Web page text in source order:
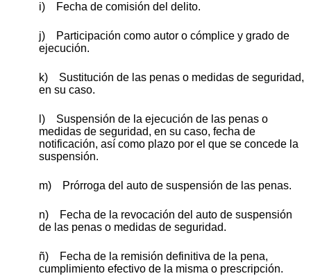
i) Fecha de comisión del delito.
j) Participación como autor o cómplice y grado de
ejecución.
k) Sustitución de las penas o medidas de seguridad,
en su caso.
l) Suspensión de la ejecución de las penas o
medidas de seguridad, en su caso, fecha de
notificación, así como plazo por el que se concede la
suspensión.
m) Prórroga del auto de suspensión de las penas.
n) Fecha de la revocación del auto de suspensión
de las penas o medidas de seguridad.
ñ) Fecha de la remisión definitiva de la pena,
cumplimiento efectivo de la misma o prescripción.